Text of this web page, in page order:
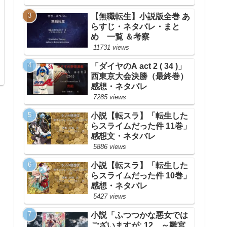
【無職転生】小説版全巻 あ
らすじ・ネタバレ・まと
め 一覧 ＆考察
11731 views
「ダイヤのA act 2 ( 34 )」
西東京大会決勝（最終巻）
感想・ネタバレ
7285 views
小説【転スラ】「転生した
らスライムだった件 11巻」
感想文・ネタバレ
5886 views
小説【転スラ】「転生した
らスライムだった件 10巻」
感想・ネタバレ
5427 views
小説「ふつつかな悪女では